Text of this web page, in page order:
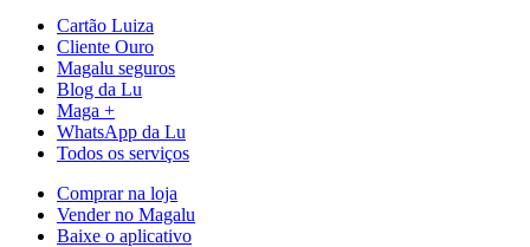
Cartão Luiza
Cliente Ouro
Magalu seguros
Blog da Lu
Maga +
WhatsApp da Lu
Todos os serviços
Comprar na loja
Vender no Magalu
Baixe o aplicativo